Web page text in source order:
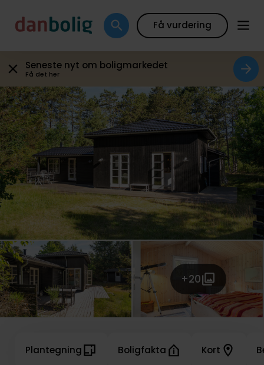
Få vurdering
Seneste nyt om boligmarkedet
Få det her
+20
Plantegning Boligfakta Kort
Boligfakta Kort Beregn boliglån Sælger siger